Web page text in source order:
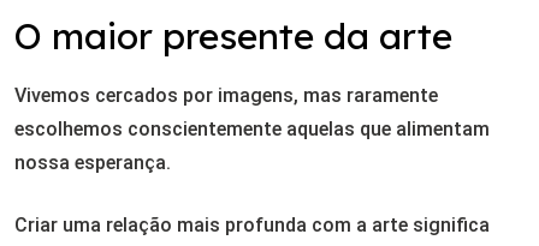
O maior presente da arte
Vivemos cercados por imagens, mas raramente
escolhemos conscientemente aquelas que alimentam
nossa esperança.
Criar uma relação mais profunda com a arte significa